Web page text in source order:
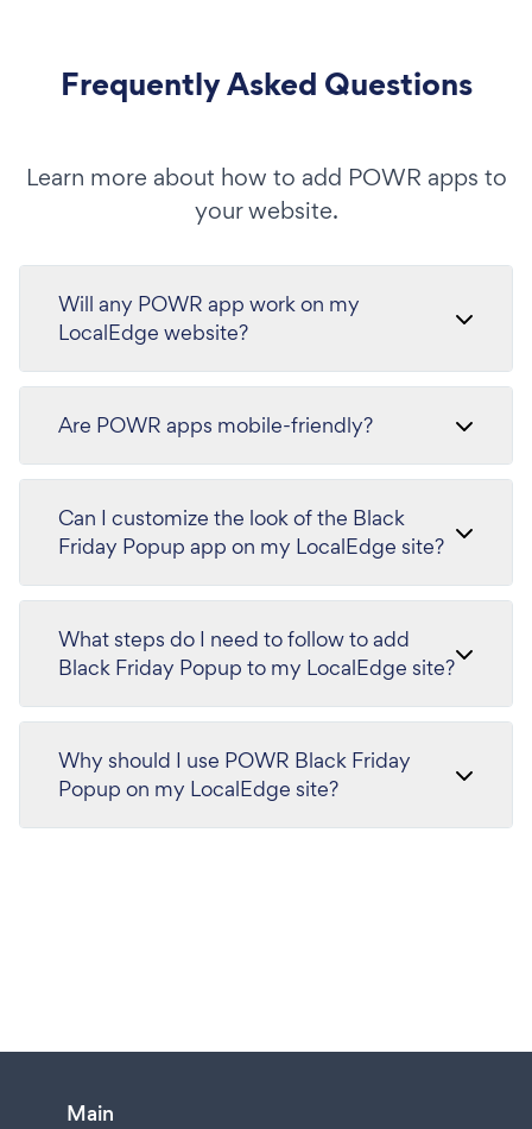
Frequently Asked Questions
Learn more about how to add POWR apps to
your website.
Will any POWR app work on my
LocalEdge website?
Are POWR apps mobile-friendly?
Can I customize the look of the Black
Friday Popup app on my LocalEdge site?
What steps do I need to follow to add
Black Friday Popup to my LocalEdge site?
Why should I use POWR Black Friday
Popup on my LocalEdge site?
Main